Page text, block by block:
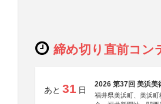
締め切り直前コン
あと 31 日
2026 第37回 美浜美
福井県美浜町、美浜町